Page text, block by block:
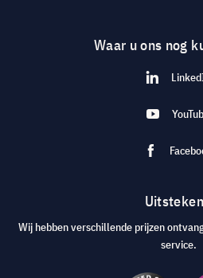
Waar u ons nog
Wij hebben verschillende prijzen
service.